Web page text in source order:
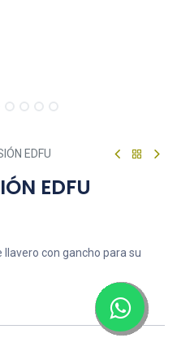
EDFU
EDFU
llavero con gancho para su